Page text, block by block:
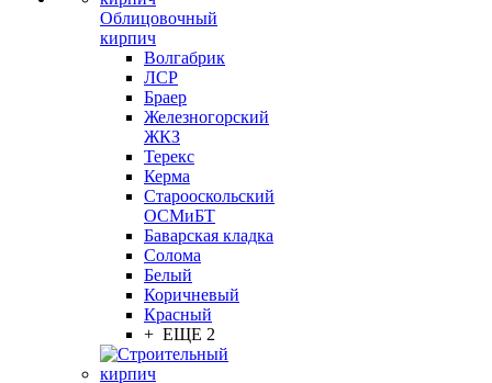
Облицовочный
кирпич
Волгабрик
ЛСР
Браер
Железногорский
ЖКЗ
Терекс
Керма
Старооскольский
ОСМиБТ
Баварская кладка
Солома
Белый
Коричневый
Красный
+ ЕЩЕ 2